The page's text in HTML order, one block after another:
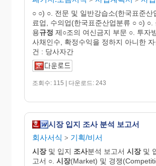
○ ○) ○. 전문 및 일반강습소(한국표준산
료업, 수의업(한국표준산업분류 ○ ○) ○.
용규정 제○조의 여신금지 부문 ○. 투자
사채인수, 확정수익을 정하지 아니한
건 : 당사자간
조회수: 115 | 다운로드: 243
시장 입지 조사 분석 보고서
회사서식 > 기획/비서
시장및 입지 조사분석 보고서 시장및
고서 ○. 시장(Market) 및 경쟁